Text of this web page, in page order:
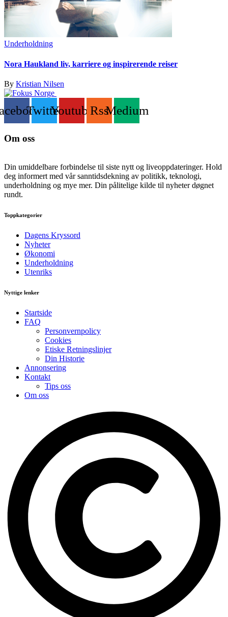
Underholdning
Nora Haukland liv, karriere og inspirerende reiser
By Kristian Nilsen
TwitterYoutubeRssMedium
Om oss
Din umiddelbare forbindelse til siste nytt og liveoppdateringer. Hold
deg informert med vår sanntidsdekning av politikk, teknologi,
underholdning og mye mer. Din pålitelige kilde til nyheter døgnet
rundt.
Toppkategorier
Dagens Kryssord
Nyheter
Økonomi
Underholdning
Utenriks
Nyttige lenker
Startside
FAQ
Personvernpolicy
Cookies
Etiske Retningslinjer
Din Historie
Annonsering
Kontakt
Tips oss
Om oss